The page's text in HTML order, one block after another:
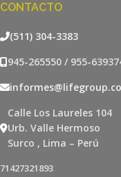
CONTACTO
(511) 304-3383
945-265550 / 955-
Calle Los Laureles 104
Urb. Valle Hermoso
Surco , Lima – Perú
71427321893